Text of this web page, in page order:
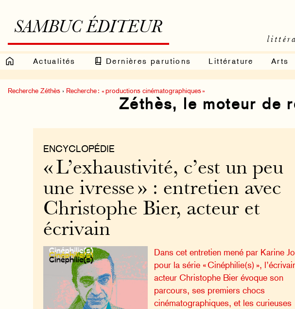
SAMBUC ÉDITEUR
Actualités Dernières parutions Littérature Arts
Recherche Zéthès › Recherche : « productions cinématographiques »
Zéthès, le moteur de
ENCYCLOPÉDIE
« L’exhaustivité, c’est un peu
une ivresse » : entretien avec
Christophe Bier, acteur et
écrivain
Dans cet entretien mené par Karine
pour la série « Cinéphilie(s) »,
acteur Christophe Bier évoque son
parcours, ses premiers chocs
cinématographiques, et les curieuses